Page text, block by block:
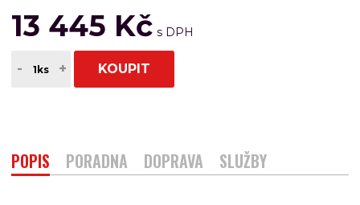
13 445 Kč
- + KOUPIT
POPIS PORADNA DOPRAVA SLUŽBY